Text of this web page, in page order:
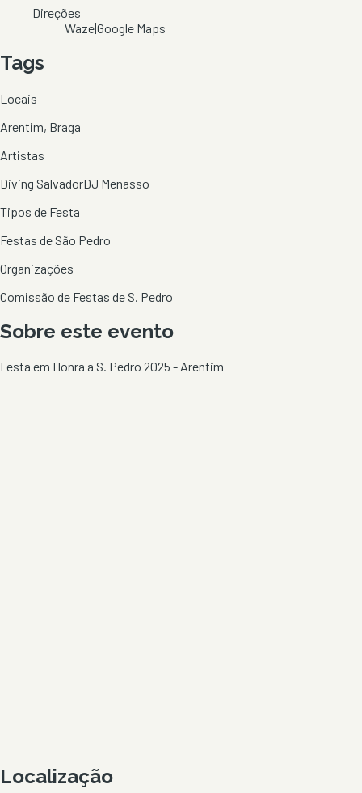
Direções
Waze|Google Maps
Tags
Locais
Arentim, Braga
Artistas
Diving SalvadorDJ Menasso
Tipos de Festa
Festas de São Pedro
Organizações
Comissão de Festas de S. Pedro
Sobre este evento
Festa em Honra a S. Pedro 2025 - Arentim
Localização